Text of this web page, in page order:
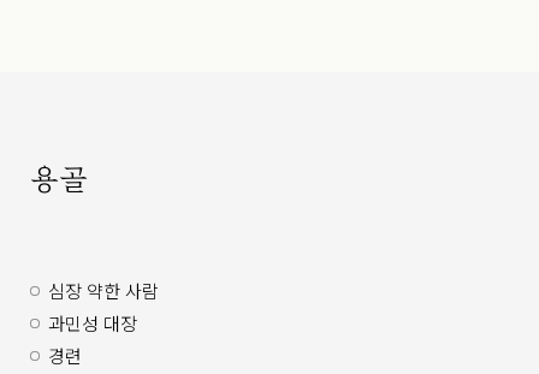
용골
심장 약한 사람
과민성 대장
경련